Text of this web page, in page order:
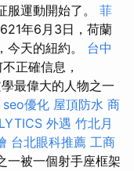
服運動開始了。 菲
年6月3日，荷蘭
今天的紐約。 台中
正確信息，
最偉大的人物之一
seo優化 屋頂防水 商
外遇 竹北月
台北眼科推薦 工商
一被一個射手座框架